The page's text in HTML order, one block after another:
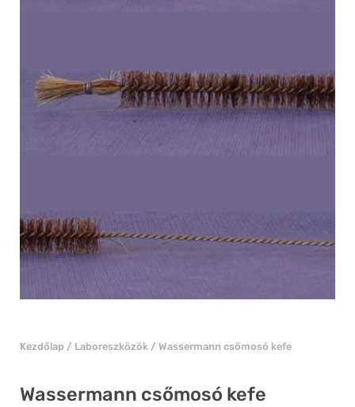
Kezdőlap / Laboreszközök / Wassermann csőmosó kefe
Wassermann csőmosó kefe